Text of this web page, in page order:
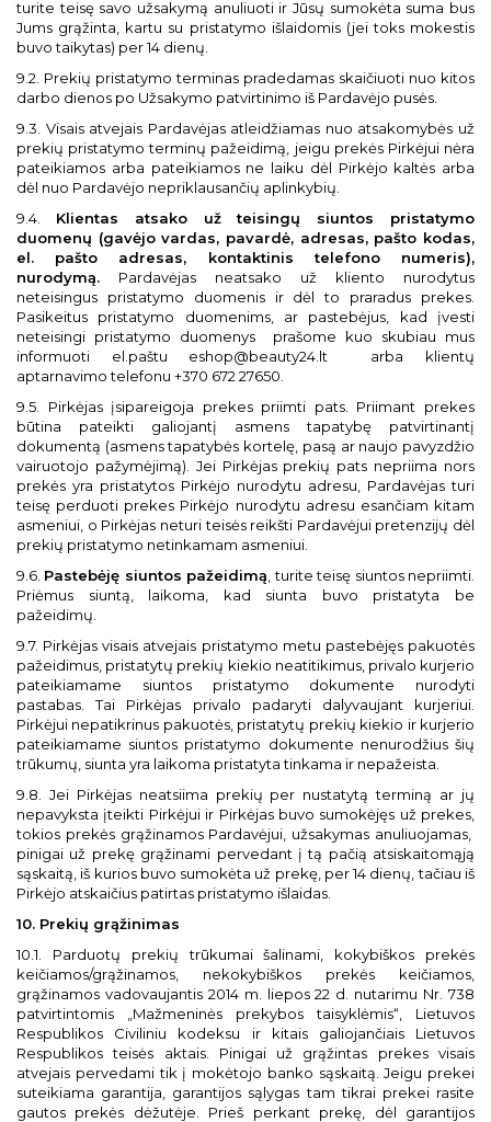
turite teisę savo užsakymą anuliuoti ir Jūsų sumokėta suma bus
Jums grąžinta, kartu su pristatymo išlaidomis (jei toks mokestis
buvo taikytas) per 14 dienų.
9.2. Prekių pristatymo terminas pradedamas skaičiuoti nuo kitos
darbo dienos po Užsakymo patvirtinimo iš Pardavėjo pusės.
9.3. Visais atvejais Pardavėjas atleidžiamas nuo atsakomybės už
prekių pristatymo terminų pažeidimą, jeigu prekės Pirkėjui nėra
pateikiamos arba pateikiamos ne laiku dėl Pirkėjo kaltės arba
dėl nuo Pardavėjo nepriklausančių aplinkybių.
9.4. Klientas atsako už teisingų siuntos pristatymo
duomenų (gavėjo vardas, pavardė, adresas, pašto kodas,
el. pašto adresas, kontaktinis telefono numeris),
nurodymą. Pardavėjas neatsako už kliento nurodytus
neteisingus pristatymo duomenis ir dėl to praradus prekes.
Pasikeitus pristatymo duomenims, ar pastebėjus, kad įvesti
neteisingi pristatymo duomenys
prašome kuo skubiau mus
informuoti el.paštu eshop@beauty24.lt
arba klientų
aptarnavimo telefonu +370 672 27650.
9.5. Pirkėjas įsipareigoja prekes priimti pats. Priimant prekes
būtina pateikti galiojantį asmens tapatybę patvirtinantį
dokumentą (asmens tapatybės kortelę, pasą ar naujo pavyzdžio
vairuotojo pažymėjimą). Jei Pirkėjas prekių pats nepriima nors
prekės yra pristatytos Pirkėjo nurodytu adresu, Pardavėjas turi
teisę perduoti prekes Pirkėjo nurodytu adresu esančiam kitam
asmeniui, o Pirkėjas neturi teisės reikšti Pardavėjui pretenzijų dėl
prekių pristatymo netinkamam asmeniui.
9.6. Pastebėję siuntos pažeidimą , turite teisę siuntos nepriimti.
Priėmus siuntą, laikoma, kad siunta buvo pristatyta be
pažeidimų.
9.7. Pirkėjas visais atvejais pristatymo metu pastebėjęs pakuotės
pažeidimus, pristatytų prekių kiekio neatitikimus, privalo kurjerio
pateikiamame siuntos pristatymo dokumente nurodyti
pastabas. Tai Pirkėjas privalo padaryti dalyvaujant kurjeriui.
Pirkėjui nepatikrinus pakuotės, pristatytų prekių kiekio ir kurjerio
pateikiamame siuntos pristatymo dokumente nenurodžius šių
trūkumų, siunta yra laikoma pristatyta tinkama ir nepažeista.
9.8. Jei Pirkėjas neatsiima prekių per nustatytą terminą ar jų
nepavyksta įteikti Pirkėjui ir Pirkėjas buvo sumokėjęs už prekes,
tokios prekės grąžinamos Pardavėjui, užsakymas anuliuojamas,
pinigai už prekę grąžinami pervedant į tą pačią atsiskaitomąją
sąskaitą, iš kurios buvo sumokėta už prekę, per 14 dienų, tačiau iš
Pirkėjo atskaičius patirtas pristatymo išlaidas.
10. Prekių grąžinimas
10.1. Parduotų prekių trūkumai šalinami, kokybiškos prekės
keičiamos/grąžinamos, nekokybiškos prekės keičiamos,
grąžinamos vadovaujantis 2014 m. liepos 22 d. nutarimu Nr. 738
patvirtintomis „Mažmeninės prekybos taisyklėmis“, Lietuvos
Respublikos Civiliniu kodeksu ir kitais galiojančiais Lietuvos
Respublikos teisės aktais. Pinigai už grąžintas prekes visais
atvejais pervedami tik į mokėtojo banko sąskaitą. Jeigu prekei
suteikiama garantija, garantijos sąlygas tam tikrai prekei rasite
gautos prekės dėžutėje. Prieš perkant prekę, dėl garantijos